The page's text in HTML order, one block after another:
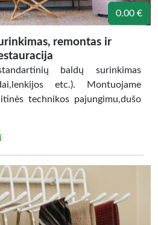
0.00 €
remontas ir
baldų surinkimas
etc.). Montuojame
technikos pajungimu,dušo